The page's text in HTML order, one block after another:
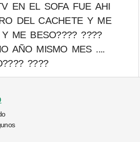
EN EL SOFA FUE AHI
DEL CACHETE Y ME
ME BESO???? ????
AÑO MISMO MES ....
????